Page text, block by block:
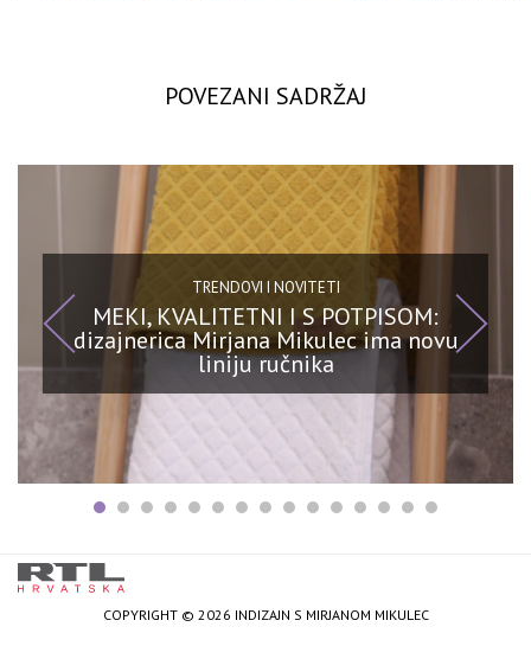
POVEZANI SADRŽAJ
TRENDOVI I NOVITETI
MEKI, KVALITETNI I S POTPISOM:
dizajnerica Mirjana Mikulec ima novu
liniju ručnika
COPYRIGHT © 2026 INDIZAJN S MIRJANOM MIKULEC